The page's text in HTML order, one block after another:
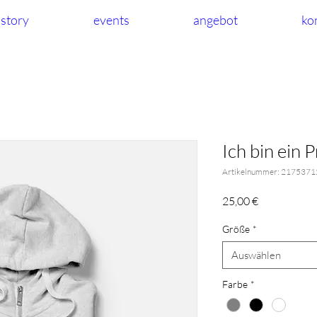
story events angebot
Ich bin ein
Artikelnummer:
25,00 €Preis
Größe *
Auswählen
Farbe *